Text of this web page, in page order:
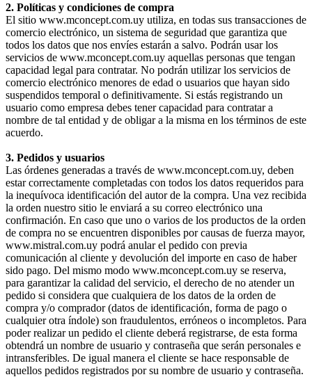
2. Políticas y condiciones de compra
El sitio www.mconcept.com.uy utiliza, en todas sus transacciones de
comercio electrónico, un sistema de seguridad que garantiza que
todos los datos que nos envíes estarán a salvo. Podrán usar los
servicios de www.mconcept.com.uy aquellas personas que tengan
capacidad legal para contratar. No podrán utilizar los servicios de
comercio electrónico menores de edad o usuarios que hayan sido
suspendidos temporal o definitivamente. Si estás registrando un
usuario como empresa debes tener capacidad para contratar a
nombre de tal entidad y de obligar a la misma en los términos de este
acuerdo.
3. Pedidos y usuarios
Las órdenes generadas a través de www.mconcept.com.uy, deben
estar correctamente completadas con todos los datos requeridos para
la inequívoca identificación del autor de la compra. Una vez recibida
la orden nuestro sitio le enviará a su correo electrónico una
confirmación. En caso que uno o varios de los productos de la orden
de compra no se encuentren disponibles por causas de fuerza mayor,
www.mistral.com.uy podrá anular el pedido con previa
comunicación al cliente y devolución del importe en caso de haber
sido pago. Del mismo modo www.mconcept.com.uy se reserva,
para garantizar la calidad del servicio, el derecho de no atender un
pedido si considera que cualquiera de los datos de la orden de
compra y/o comprador (datos de identificación, forma de pago o
cualquier otra índole) son fraudulentos, erróneos o incompletos. Para
poder realizar un pedido el cliente deberá registrarse, de esta forma
obtendrá un nombre de usuario y contraseña que serán personales e
intransferibles. De igual manera el cliente se hace responsable de
aquellos pedidos registrados por su nombre de usuario y contraseña.